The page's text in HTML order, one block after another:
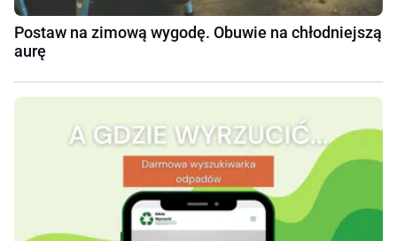
Postaw na zimową wygodę. Obuwie na chłodniejszą
aurę